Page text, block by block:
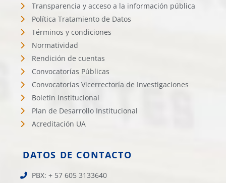
Transparencia y acceso a la información pública
Política Tratamiento de Datos
Términos y condiciones
Normatividad
Rendición de cuentas
Convocatorías Públicas
Convocatorías Vicerrectoría de Investigaciones
Boletín Institucional
Plan de Desarrollo Institucional
Acreditación UA
DATOS DE CONTACTO
PBX: + 57 605 3133640